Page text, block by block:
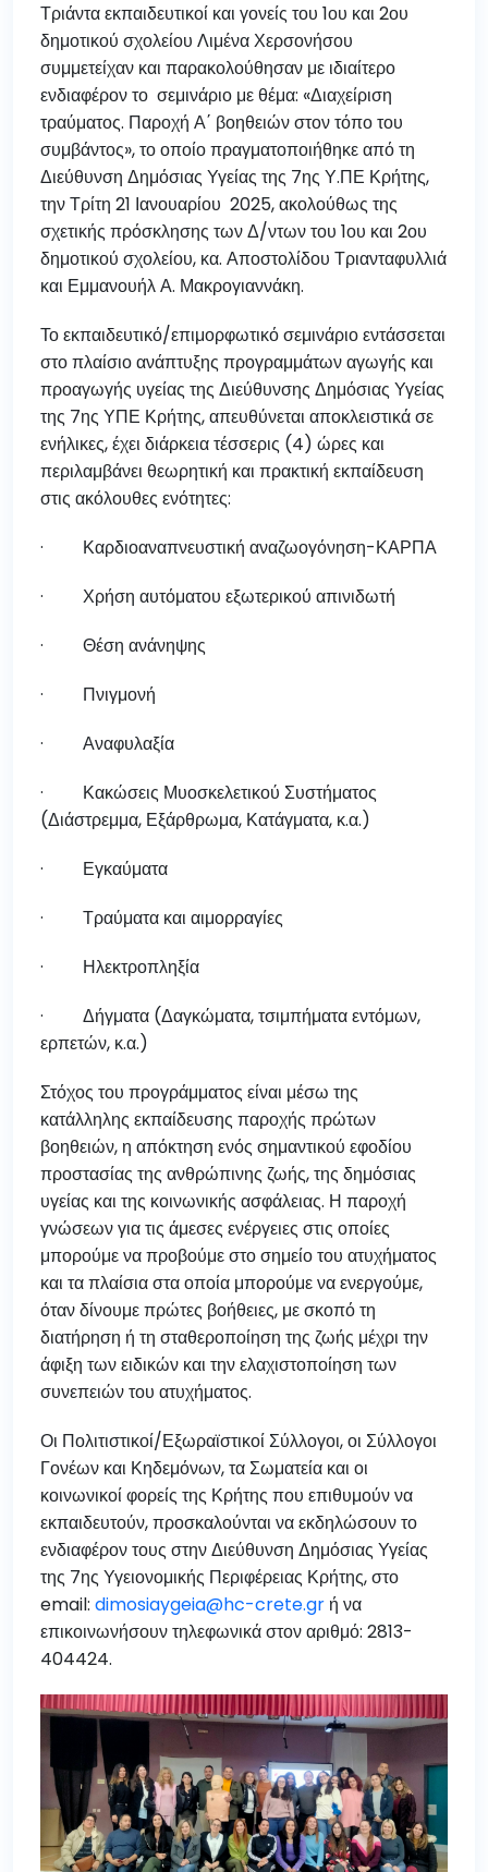
Τριάντα εκπαιδευτικοί και γονείς του 1ου και 2ου
δημοτικού σχολείου Λιμένα Χερσονήσου
συμμετείχαν και παρακολούθησαν με ιδιαίτερο
ενδιαφέρον το σεμινάριο με θέμα: «Διαχείριση
τραύματος. Παροχή Α΄ βοηθειών στον τόπο του
συμβάντος», το οποίο πραγματοποιήθηκε από τη
Διεύθυνση Δημόσιας Υγείας της 7ης Υ.ΠΕ Κρήτης,
την Τρίτη 21 Ιανουαρίου 2025, ακολούθως της
σχετικής πρόσκλησης των Δ/ντων του 1ου και 2ου
δημοτικού σχολείου, κα. Αποστολίδου Τριανταφυλλιά
και Εμμανουήλ Α. Μακρογιαννάκη.
Το εκπαιδευτικό/επιμορφωτικό σεμινάριο εντάσσεται
στο πλαίσιο ανάπτυξης προγραμμάτων αγωγής και
προαγωγής υγείας της Διεύθυνσης Δημόσιας Υγείας
της 7ης ΥΠΕ Κρήτης, απευθύνεται αποκλειστικά σε
ενήλικες, έχει διάρκεια τέσσερις (4) ώρες και
περιλαμβάνει θεωρητική και πρακτική εκπαίδευση
στις ακόλουθες ενότητες:
· Καρδιοαναπνευστική αναζωογόνηση-ΚΑΡΠΑ
· Χρήση αυτόματου εξωτερικού απινιδωτή
· Θέση ανάνηψης
· Πνιγμονή
· Αναφυλαξία
· Κακώσεις Μυοσκελετικού Συστήματος
(Διάστρεμμα, Εξάρθρωμα, Κατάγματα, κ.α.)
· Εγκαύματα
· Τραύματα και αιμορραγίες
· Ηλεκτροπληξία
· Δήγματα (Δαγκώματα, τσιμπήματα εντόμων,
ερπετών, κ.α.)
Στόχος του προγράμματος είναι μέσω της
κατάλληλης εκπαίδευσης παροχής πρώτων
βοηθειών, η απόκτηση ενός σημαντικού εφοδίου
προστασίας της ανθρώπινης ζωής, της δημόσιας
υγείας και της κοινωνικής ασφάλειας. Η παροχή
γνώσεων για τις άμεσες ενέργειες στις οποίες
μπορούμε να προβούμε στο σημείο του ατυχήματος
και τα πλαίσια στα οποία μπορούμε να ενεργούμε,
όταν δίνουμε πρώτες βοήθειες, με σκοπό τη
διατήρηση ή τη σταθεροποίηση της ζωής μέχρι την
άφιξη των ειδικών και την ελαχιστοποίηση των
συνεπειών του ατυχήματος.
Οι Πολιτιστικοί/Εξωραϊστικοί Σύλλογοι, οι Σύλλογοι
Γονέων και Κηδεμόνων, τα Σωματεία και οι
κοινωνικοί φορείς της Κρήτης που επιθυμούν να
εκπαιδευτούν, προσκαλούνται να εκδηλώσουν το
ενδιαφέρον τους στην Διεύθυνση Δημόσιας Υγείας
της 7ης Υγειονομικής Περιφέρειας Κρήτης, στο
email: dimosiaygeia@hc-crete.gr ή να
επικοινωνήσουν τηλεφωνικά στον αριθμό: 2813-
404424.